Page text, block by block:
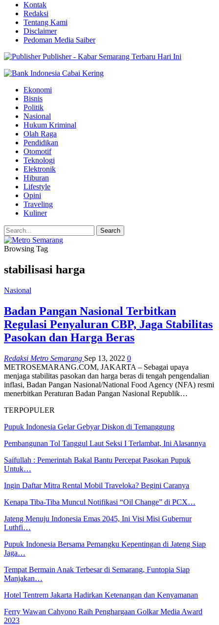
Kontak
Redaksi
Tentang Kami
Disclaimer
Pedoman Media Saiber
Publisher - Kabar Semarang Terbaru Hari Ini
Ekonomi
Bisnis
Politik
Nasional
Hukum Kriminal
Olah Raga
Pendidikan
Otomotif
Teknologi
Elektronik
Hiburan
Lifestyle
Opini
Traveling
Kuliner
Browsing Tag
stabilisasi harga
Nasional
Badan Pangan Nasional Terbitkan
Regulasi Penyaluran CBP, Jaga Stabilitas
Pasokan dan Harga Beras
Redaksi Metro Semarang Sep 13, 2022 0
METROSEMARANG.COM, JAKARTA – Sebagai upaya
menjaga stabilitas pasokan dan harga beras di tengah pengendalian
inflasi, Badan Pangan Nasional/National Food Agency (NFA) resmi
menerbitkan Peraturan Badan Pangan Nasional Republik…
TERPOPULER
Pupuk Indonesia Gelar Gebyar Diskon di Temanggung
Pembangunan Tol Tanggul Laut Seksi I Terlambat, Ini Alasannya
Saifullah : Pemerintah Bakal Bantu Percepat Pasokan Pupuk
Untuk…
Ingin Daftar Mitra Rental Mobil Traveloka? Begini Caranya
Kenapa Tiba-Tiba Muncul Notifikasi “Oil Change” di PCX…
Jateng Menuju Indonesia Emas 2045, Ini Visi Misi Gubernur
Luthfi…
Pupuk Indonesia Bersama Pemangku Kepentingan di Jateng Siap
Jaga…
Tempat Bermain Anak Terbesar di Semarang, Funtopia Siap
Manjakan…
Hotel Tentrem Jakarta Hadirkan Ketenangan dan Kenyamanan
Ferry Wawan Cahyono Raih Penghargaan Golkar Media Award
2023